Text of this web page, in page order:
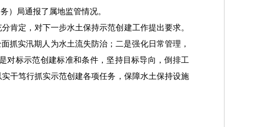
）局通报了属地监管情况。
肯定，对下一步水土保持示范创建工作提出要求。
抓实汛期人为水土流失防治；二是强化日常管理，
对标示范创建标准和条件，坚持目标导向，倒排工
干笃行抓实示范创建各项任务，保障水土保持设施